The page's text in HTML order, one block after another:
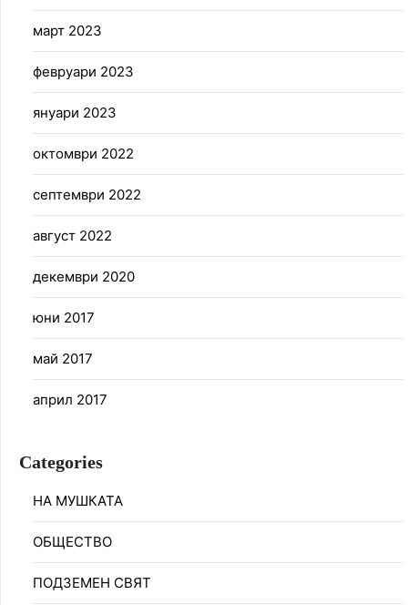
март 2023
февруари 2023
януари 2023
октомври 2022
септември 2022
август 2022
декември 2020
юни 2017
май 2017
април 2017
Categories
НА МУШКАТА
ОБЩЕСТВО
ПОДЗЕМЕН СВЯТ